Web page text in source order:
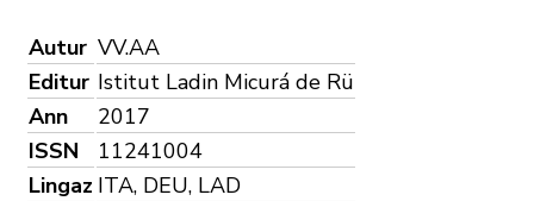
Autur VV.AA
Editur Istitut Ladin Micurá de Rü
Ann
2017
ISSN
11241004
Lingaz ITA, DEU, LAD